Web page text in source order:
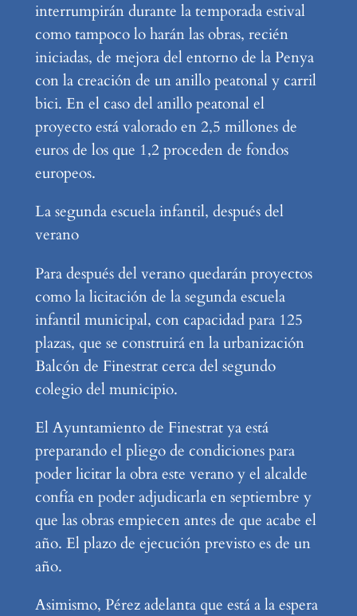
interrumpirán durante la temporada estival
como tampoco lo harán las obras, recién
iniciadas, de mejora del entorno de la Penya
con la creación de un anillo peatonal y carril
bici. En el caso del anillo peatonal el
proyecto está valorado en 2,5 millones de
euros de los que 1,2 proceden de fondos
europeos.
La segunda escuela infantil, después del
verano
Para después del verano quedarán proyectos
como la licitación de la segunda escuela
infantil municipal, con capacidad para 125
plazas, que se construirá en la urbanización
Balcón de Finestrat cerca del segundo
colegio del municipio.
El Ayuntamiento de Finestrat ya está
preparando el pliego de condiciones para
poder licitar la obra este verano y el alcalde
confía en poder adjudicarla en septiembre y
que las obras empiecen antes de que acabe el
año. El plazo de ejecución previsto es de un
año.
Asimismo, Pérez adelanta que está a la espera